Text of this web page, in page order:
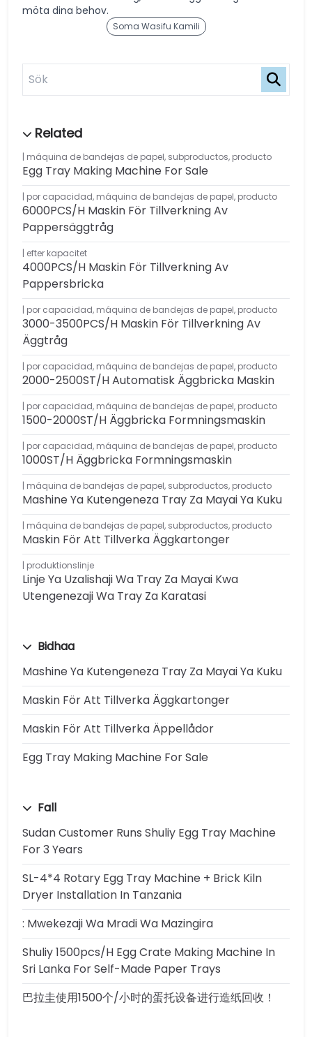
möta dina behov.
Soma Wasifu Kamili
máquina de bandejas de papel, subproductos, producto
Egg Tray Making Machine For Sale
por capacidad, máquina de bandejas de papel, producto
6000PCS/H Maskin För Tillverkning Av
Pappersäggtråg
efter kapacitet
4000PCS/H Maskin För Tillverkning Av
Pappersbricka
por capacidad, máquina de bandejas de papel, producto
3000-3500PCS/H Maskin För Tillverkning Av
Äggtråg
por capacidad, máquina de bandejas de papel, producto
2000-2500ST/H Automatisk Äggbricka Maskin
por capacidad, máquina de bandejas de papel, producto
1500-2000ST/H Äggbricka Formningsmaskin
por capacidad, máquina de bandejas de papel, producto
1000ST/H Äggbricka Formningsmaskin
máquina de bandejas de papel, subproductos, producto
Mashine Ya Kutengeneza Tray Za Mayai Ya Kuku
máquina de bandejas de papel, subproductos, producto
Maskin För Att Tillverka Äggkartonger
produktionslinje
Linje Ya Uzalishaji Wa Tray Za Mayai Kwa
Utengenezaji Wa Tray Za Karatasi
Bidhaa
Mashine Ya Kutengeneza Tray Za Mayai Ya Kuku
Maskin För Att Tillverka Äggkartonger
Maskin För Att Tillverka Äppellådor
Egg Tray Making Machine For Sale
Fall
Sudan Customer Runs Shuliy Egg Tray Machine
For 3 Years
SL-4*4 Rotary Egg Tray Machine + Brick Kiln
Dryer Installation In Tanzania
: Mwekezaji Wa Mradi Wa Mazingira
Shuliy 1500pcs/h Egg Crate Making Machine In
Sri Lanka For Self-Made Paper Trays
巴拉圭使用1500个/小时的蛋托设备进行造纸回收！